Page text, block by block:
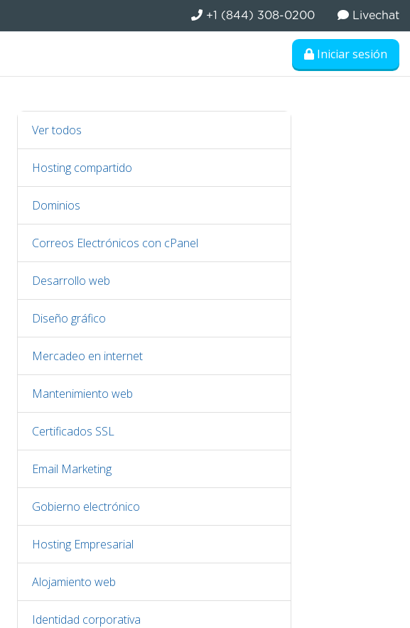
+1 (844) 308-0200 Livechat
Iniciar sesión
Ver todos
Hosting compartido
Dominios
Correos Electrónicos con cPanel
Desarrollo web
Diseño gráfico
Mercadeo en internet
Mantenimiento web
Certificados SSL
Email Marketing
Gobierno electrónico
Hosting Empresarial
Alojamiento web
Identidad corporativa